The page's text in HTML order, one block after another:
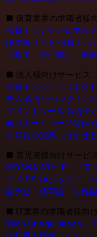
■ 保育業界の求職者様
保育士バンク! -日本最
職支援サイト 保育士バ
目指す「学生向け」就
■ 法人様向けサービス
保育士バンク！コネク
テム 保育士バンク！パ
ジメントツール 保育士
向けホームページ制作
や保育の実務に活かせ
■ 育児者様向けサービ
KIDSNA STYLE - 「育
ア KIDSNAシッター -
園ナビ - 保育園・幼稚
■ IT業界の求職者様向
Tech Bridge Japan - IT